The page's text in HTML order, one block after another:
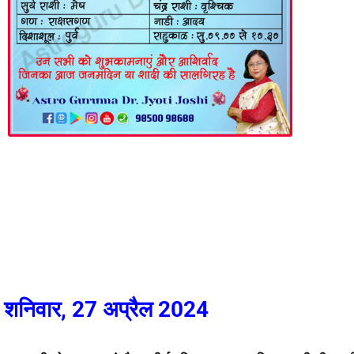
शनिवार, 27 अप्रैल 2024